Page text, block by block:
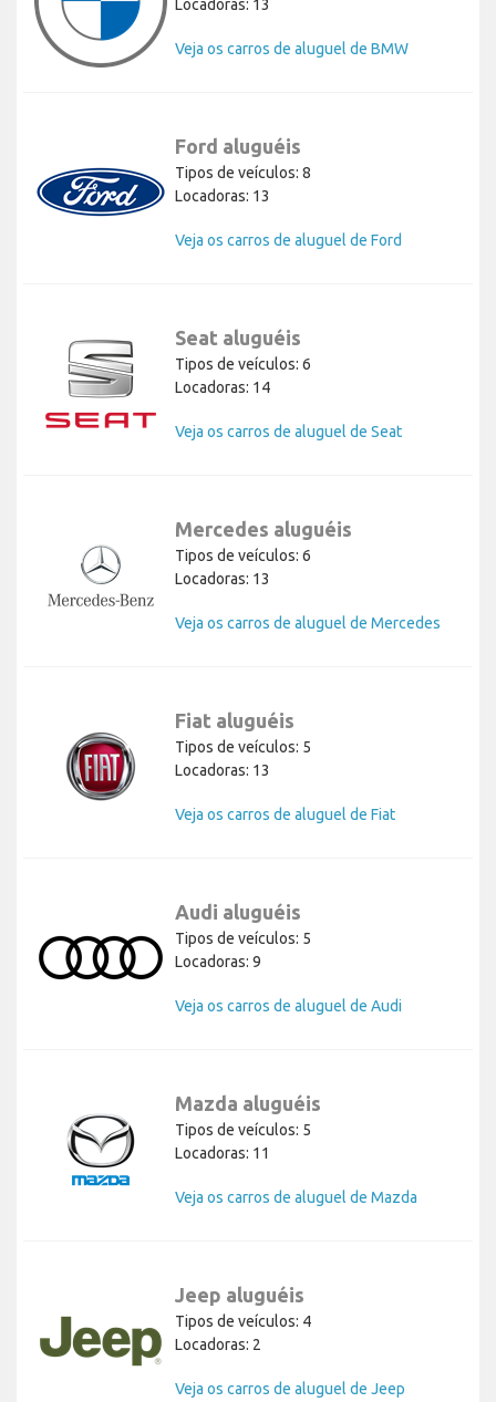
Locadoras: 13
Veja os carros de aluguel de BMW
Ford aluguéis
Tipos de veículos: 8
Locadoras: 13
Veja os carros de aluguel de Ford
Seat aluguéis
Tipos de veículos: 6
Locadoras: 14
Veja os carros de aluguel de Seat
Mercedes aluguéis
Tipos de veículos: 6
Locadoras: 13
Veja os carros de aluguel de Mercedes
Fiat aluguéis
Tipos de veículos: 5
Locadoras: 13
Veja os carros de aluguel de Fiat
Audi aluguéis
Tipos de veículos: 5
Locadoras: 9
Veja os carros de aluguel de Audi
Mazda aluguéis
Tipos de veículos: 5
Locadoras: 11
Veja os carros de aluguel de Mazda
Jeep aluguéis
Tipos de veículos: 4
Locadoras: 2
Veja os carros de aluguel de Jeep